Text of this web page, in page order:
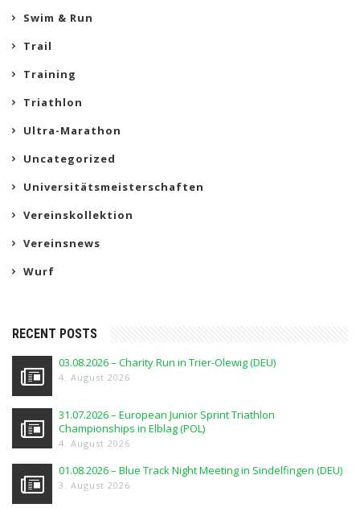
Swim & Run
Trail
Training
Triathlon
Ultra-Marathon
Uncategorized
Universitätsmeisterschaften
Vereinskollektion
Vereinsnews
Wurf
RECENT POSTS
03.08.2026 – Charity Run in Trier-Olewig (DEU)
4. August 2026
31.07.2026 – European Junior Sprint Triathlon
Championships in Elblag (POL)
4. August 2026
01.08.2026 – Blue Track Night Meeting in Sindelfingen (DEU)
3. August 2026